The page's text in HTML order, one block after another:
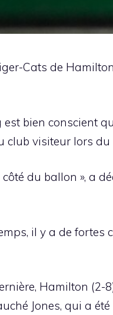
Cats de
bien conscient
club visiteur lors
du ballon », a
il y a de
Hamilton (2-
Jones, qui a